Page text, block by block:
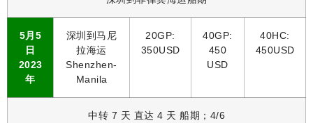
5月5
日
2023
年
深圳到马尼
拉海运
Shenzhen-
Manila
20GP:
350USD
40GP:
450
USD
40HC:
450USD
中转 7 天 直达 4 天 船期；4/6